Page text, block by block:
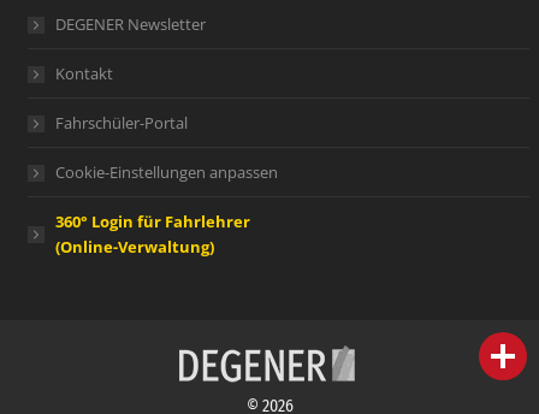
DEGENER Newsletter
Kontakt
Fahrschüler-Portal
Cookie-Einstellungen anpassen
360° Login für Fahrlehrer
(Online-Verwaltung)
© 2026
person IHR FACHBERATER
campaign